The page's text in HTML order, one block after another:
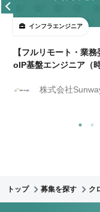
インフラエンジニア
【フルリモート・業
oIP基盤エンジニア（
株式会社
トップ 募集を探す ク